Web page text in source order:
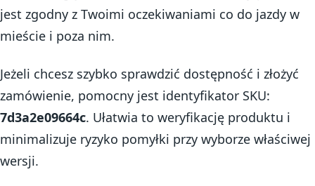
jest zgodny z Twoimi oczekiwaniami co do jazdy w
mieście i poza nim.
Jeżeli chcesz szybko sprawdzić dostępność i złożyć
zamówienie, pomocny jest identyfikator SKU:
7d3a2e09664c. Ułatwia to weryfikację produktu i
minimalizuje ryzyko pomyłki przy wyborze właściwej
wersji.